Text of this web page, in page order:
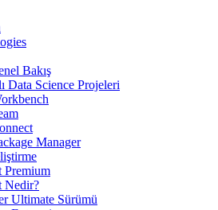
Bakış
Data Science Projeleri
Manager
Premium
Nedir?
Ultimate Sürümü